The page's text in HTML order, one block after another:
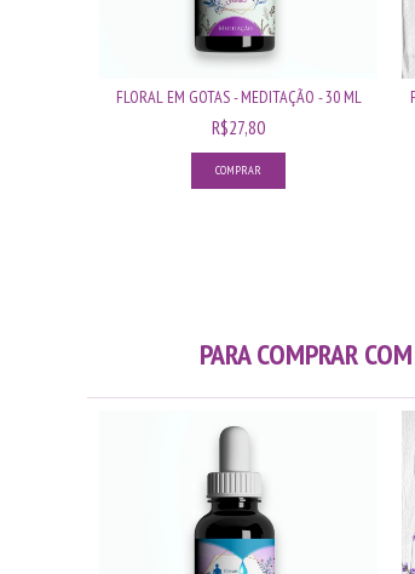
FLORAL EM GOTAS - MEDITAÇÃO - 30 ML
R$27,80
PARA COMPRAR